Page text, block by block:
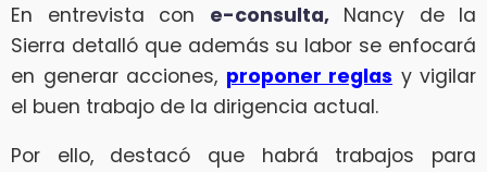
En entrevista con e-consulta,Nancy de la
Sierra detalló que además su labor se enfocará
en generar acciones, proponer reglas y vigilar
el buen trabajo de la dirigencia actual.
Por ello, destacó que habrá trabajos para